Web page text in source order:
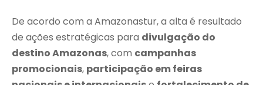
De acordo com a Amazonastur, a alta é resultado
de ações estratégicas para divulgação do
destino Amazonas, com campanhas
promocionais, participação em feiras